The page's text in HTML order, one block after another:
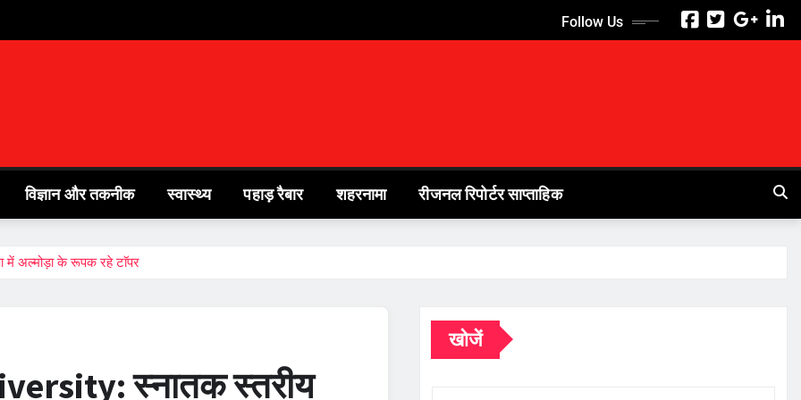
Follow Us
विज्ञान और तकनीक स्वास्थ्य पहाड़ रैबार शहरनामा रीजनल रिपोर्टर साप्ताहिक
में अल्मोड़ा के रूपक रहे टाॅपर
स्नातक स्तरीय
खोजें